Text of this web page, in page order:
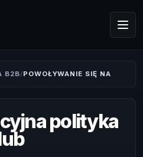
B2B POWOŁYWANIE SIĘ NA
polityka